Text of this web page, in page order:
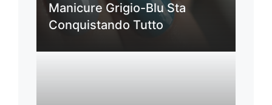
Manicure Grigio-Blu Sta
Conquistando Tutto